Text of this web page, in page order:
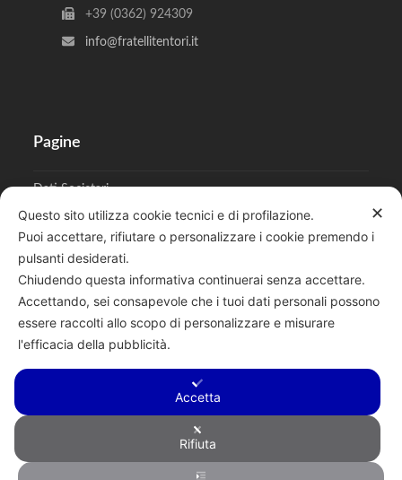
+39 (0362) 924309
info@fratellitentori.it
Pagine
Dati Societari
Regolamento Privacy
✕
Questo sito utilizza cookie tecnici e di profilazione.
Puoi accettare, rifiutare o personalizzare i cookie premendo i
pulsanti desiderati.
Chiudendo questa informativa continuerai senza accettare.
Accettando, sei consapevole che i tuoi dati personali possono
essere raccolti allo scopo di personalizzare e misurare
l'efficacia della pubblicità.
Accetta
Rifiuta